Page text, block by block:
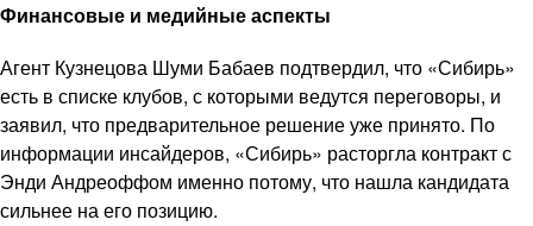
Финансовые и медийные аспекты
Агент Кузнецова Шуми Бабаев подтвердил, что «Сибирь»
есть в списке клубов, с которыми ведутся переговоры, и
заявил, что предварительное решение уже принято. По
информации инсайдеров, «Сибирь» расторгла контракт с
Энди Андреоффом именно потому, что нашла кандидата
сильнее на его позицию.